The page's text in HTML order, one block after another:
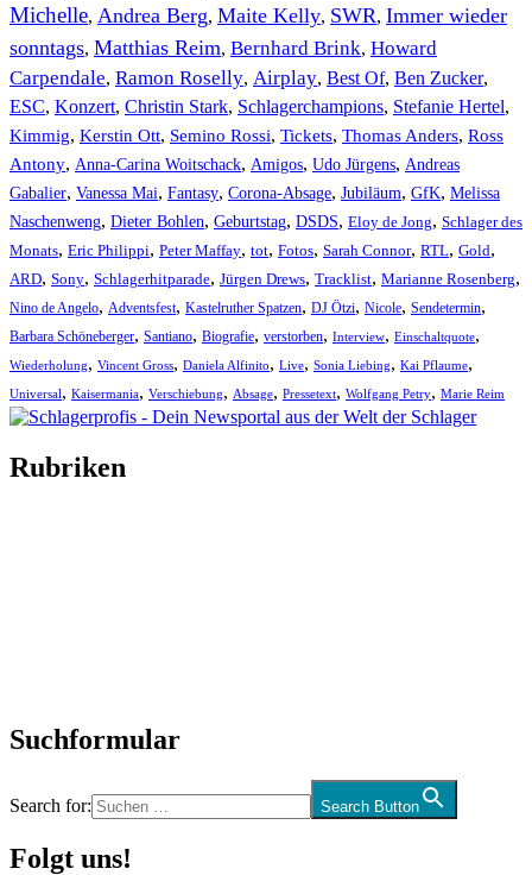
Michelle, Andrea Berg, Maite Kelly, SWR, Immer wieder
sonntags, Matthias Reim, Bernhard Brink, Howard
Carpendale, Ramon Roselly, Airplay, Best Of, Ben Zucker,
ESC, Konzert, Christin Stark, Schlagerchampions, Stefanie Hertel,
Kimmig, Kerstin Ott, Semino Rossi, Tickets, Thomas Anders, Ross
Antony, Anna-Carina Woitschack, Amigos, Udo Jürgens, Andreas
Gabalier, Vanessa Mai, Fantasy, Corona-Absage, Jubiläum, GfK, Melissa
Naschenweng, Dieter Bohlen, Geburtstag, DSDS, Eloy de Jong, Schlager des
Monats, Eric Philippi, Peter Maffay, tot, Fotos, Sarah Connor, RTL, Gold,
ARD, Sony, Schlagerhitparade, Jürgen Drews, Tracklist, Marianne Rosenberg,
Nino de Angelo, Adventsfest, Kastelruther Spatzen, DJ Ötzi, Nicole, Sendetermin,
Barbara Schöneberger, Santiano, Biografie, verstorben, Interview, Einschaltquote,
Wiederholung, Vincent Gross, Daniela Alfinito, Live, Sonia Liebing, Kai Pflaume,
Universal, Kaisermania, Verschiebung, Absage, Pressetext, Wolfgang Petry, Marie Reim
Rubriken
Suchformular
Search for: Search Button
Folgt uns!